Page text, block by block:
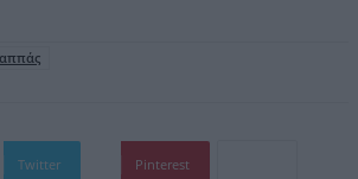
Twitter Pinterest